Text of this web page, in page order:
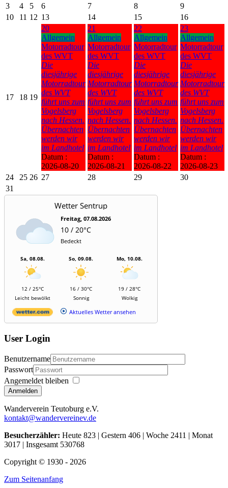
3
4 5 6 7 8
9
10
11 12 13 14 15 16
17 18 19
20
Allgemein
Motorradtour
des WVT
Die
diesjährige
Motorradtour
des WVT
führt uns zum
Vogelsberg
nach Hessen.
Übernachten
werden wir
im Landhotel
Datum :
2026-08-20
21
Allgemein
Motorradtour
des WVT
Die
diesjährige
Motorradtour
des WVT
führt uns zum
Vogelsberg
nach Hessen.
Übernachten
werden wir
im Landhotel
Datum :
2026-08-21
22
Allgemein
Motorradtour
des WVT
Die
diesjährige
Motorradtour
des WVT
führt uns zum
Vogelsberg
nach Hessen.
Übernachten
werden wir
im Landhotel
Datum :
2026-08-22
23
Allgemein
Motorradtour
des WVT
Die
diesjährige
Motorradtour
des WVT
führt uns zum
Vogelsberg
nach Hessen.
Übernachten
werden wir
im Landhotel
Datum :
2026-08-23
24
25 26 27 28 29
30
31
Wetter Sentrup
Freitag, 07.08.2026
10 / 20°C
Bedeckt
Sa, 08.08.
12 / 25°C
Leicht bewölkt
So, 09.08.
16 / 30°C
Sonnig
Mo, 10.08.
19 / 28°C
Wolkig
Aktuelles Wetter ansehen
User Login
Benutzername
Passwort
Angemeldet bleiben
Anmelden
Wanderverein Teutoburg e.V.
kontakt@wandervereinev.de
Besucherzähler: Heute 823 | Gestern 406 | Woche 2411 | Monat
3017 | Insgesamt 530768
Copyright © 1930 - 2026
Zum Seitenanfang